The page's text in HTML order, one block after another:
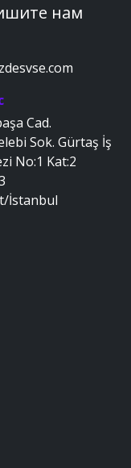
нам
Cad.
Sok. Gürtaş İş
No:1 Kat:2
İstanbul